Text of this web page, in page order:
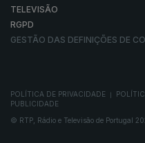
TELEVISÃO
RGPD
GESTÃO DAS DEFINIÇÕES DE
POLÍTICA DE PRIVACIDADE
PUBLICIDADE
© RTP, Rádio e Televisão de Portugal